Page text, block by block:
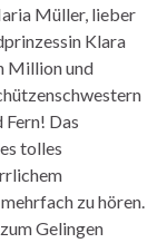
Müller, lieber
Klara
Million und
Fern! Das
tolles
zu hören.
Gelingen